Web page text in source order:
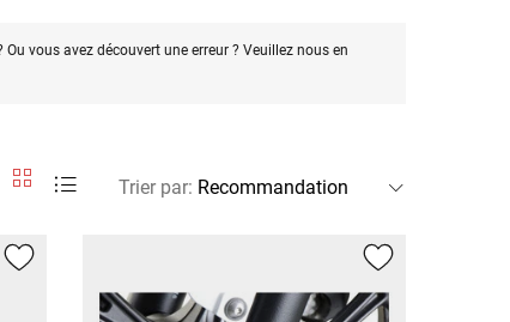
vous avez découvert une erreur ? Veuillez nous en
Trier par: